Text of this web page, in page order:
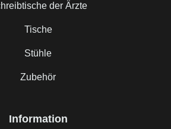
der Ärzte
Tische
Stühle
Zubehör
Information